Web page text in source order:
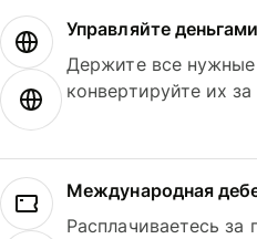
Управляйте
Держите все
конвертируйте их
Международная
Расплачиваетесь за